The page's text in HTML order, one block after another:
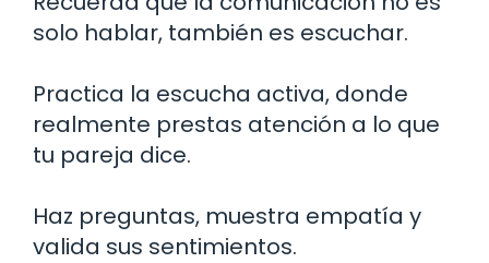
solo hablar, también es escuchar.
Practica la escucha activa, donde
realmente prestas atención a lo que
tu pareja dice.
Haz preguntas, muestra empatía y
valida sus sentimientos.